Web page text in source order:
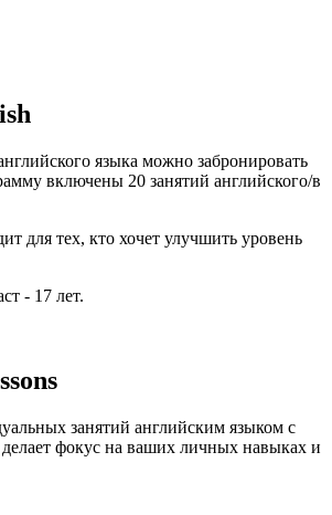
языка можно забронировать
включены 20 занятий английского/в
для тех, кто хочет улучшить уровень
- 17 лет.
занятий английским языком с
фокус на ваших личных навыках и